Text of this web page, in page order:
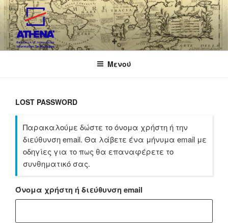
Μετάβαση
στο
περιεχόμενο
Μενού
LOST PASSWORD
Παρακαλούμε δώστε το όνομα χρήστη ή την
διεύθυνση email. Θα λάβετε ένα μήνυμα email με
οδηγίες για το πως θα επαναφέρετε το
συνθηματικό σας.
Όνομα χρήστη ή διεύθυνση email